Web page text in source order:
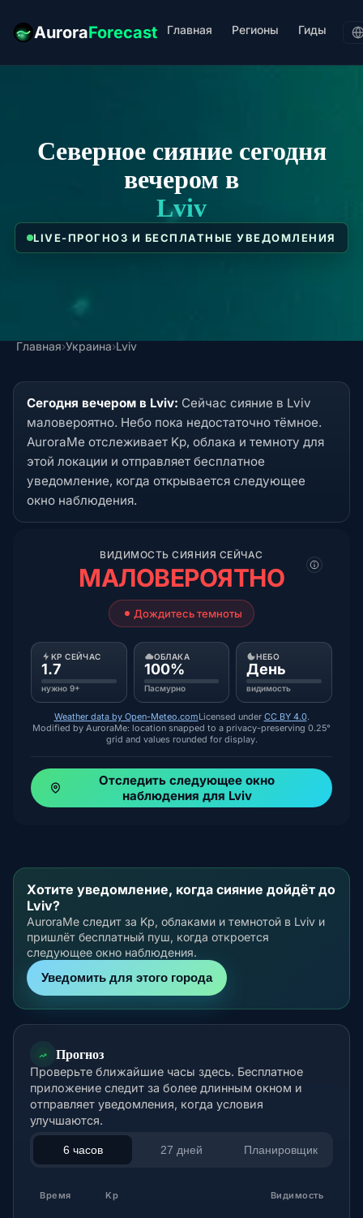
AuroraForecast Главная Регионы Гиды
Северное сияние сегодня
вечером в
Lviv
LIVE-ПРОГНОЗ И БЕСПЛАТНЫЕ УВЕДОМЛЕНИЯ
Главная›Украина›Lviv
Сегодня вечером в Lviv: Сейчас сияние в Lviv
маловероятно. Небо пока недостаточно тёмное.
AuroraMe отслеживает Kp, облака и темноту для
этой локации и отправляет бесплатное
уведомление, когда открывается следующее
окно наблюдения.
ВИДИМОСТЬ СИЯНИЯ СЕЙЧАС
МАЛОВЕРОЯТНО
Дождитесь темноты
KP СЕЙЧАС
1.7
нужно 9+
ОБЛАКА
100%
Пасмурно
НЕБО
День
видимость
Weather data by Open-Meteo.comLicensed under CC BY 4.0.
Modified by AuroraMe: location snapped to a privacy-preserving 0.25°
grid and values rounded for display.
Отследить следующее окно
наблюдения для Lviv
Хотите уведомление, когда сияние дойдёт до
Lviv?
AuroraMe следит за Kp, облаками и темнотой в Lviv и
пришлёт бесплатный пуш, когда откроется
следующее окно наблюдения.
Уведомить для этого города
Прогноз
Проверьте ближайшие часы здесь. Бесплатное
приложение следит за более длинным окном и
отправляет уведомления, когда условия
улучшаются.
6 часов 27 дней Планировщик
Время Kp Видимость